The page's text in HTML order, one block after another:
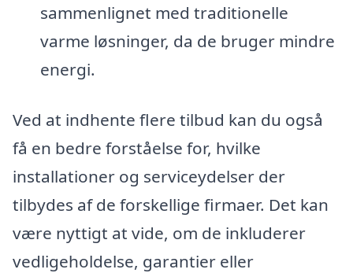
sammenlignet med traditionelle
varme løsninger, da de bruger mindre
energi.
Ved at indhente flere tilbud kan du også
få en bedre forståelse for, hvilke
installationer og serviceydelser der
tilbydes af de forskellige firmaer. Det kan
være nyttigt at vide, om de inkluderer
vedligeholdelse, garantier eller